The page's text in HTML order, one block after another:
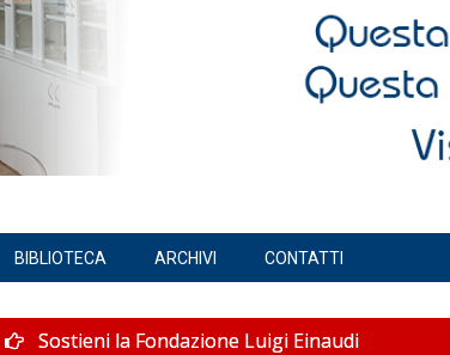
BIBLIOTECA ARCHIVI CONTATTI
Sostieni la Fondazione Luigi Einaudi